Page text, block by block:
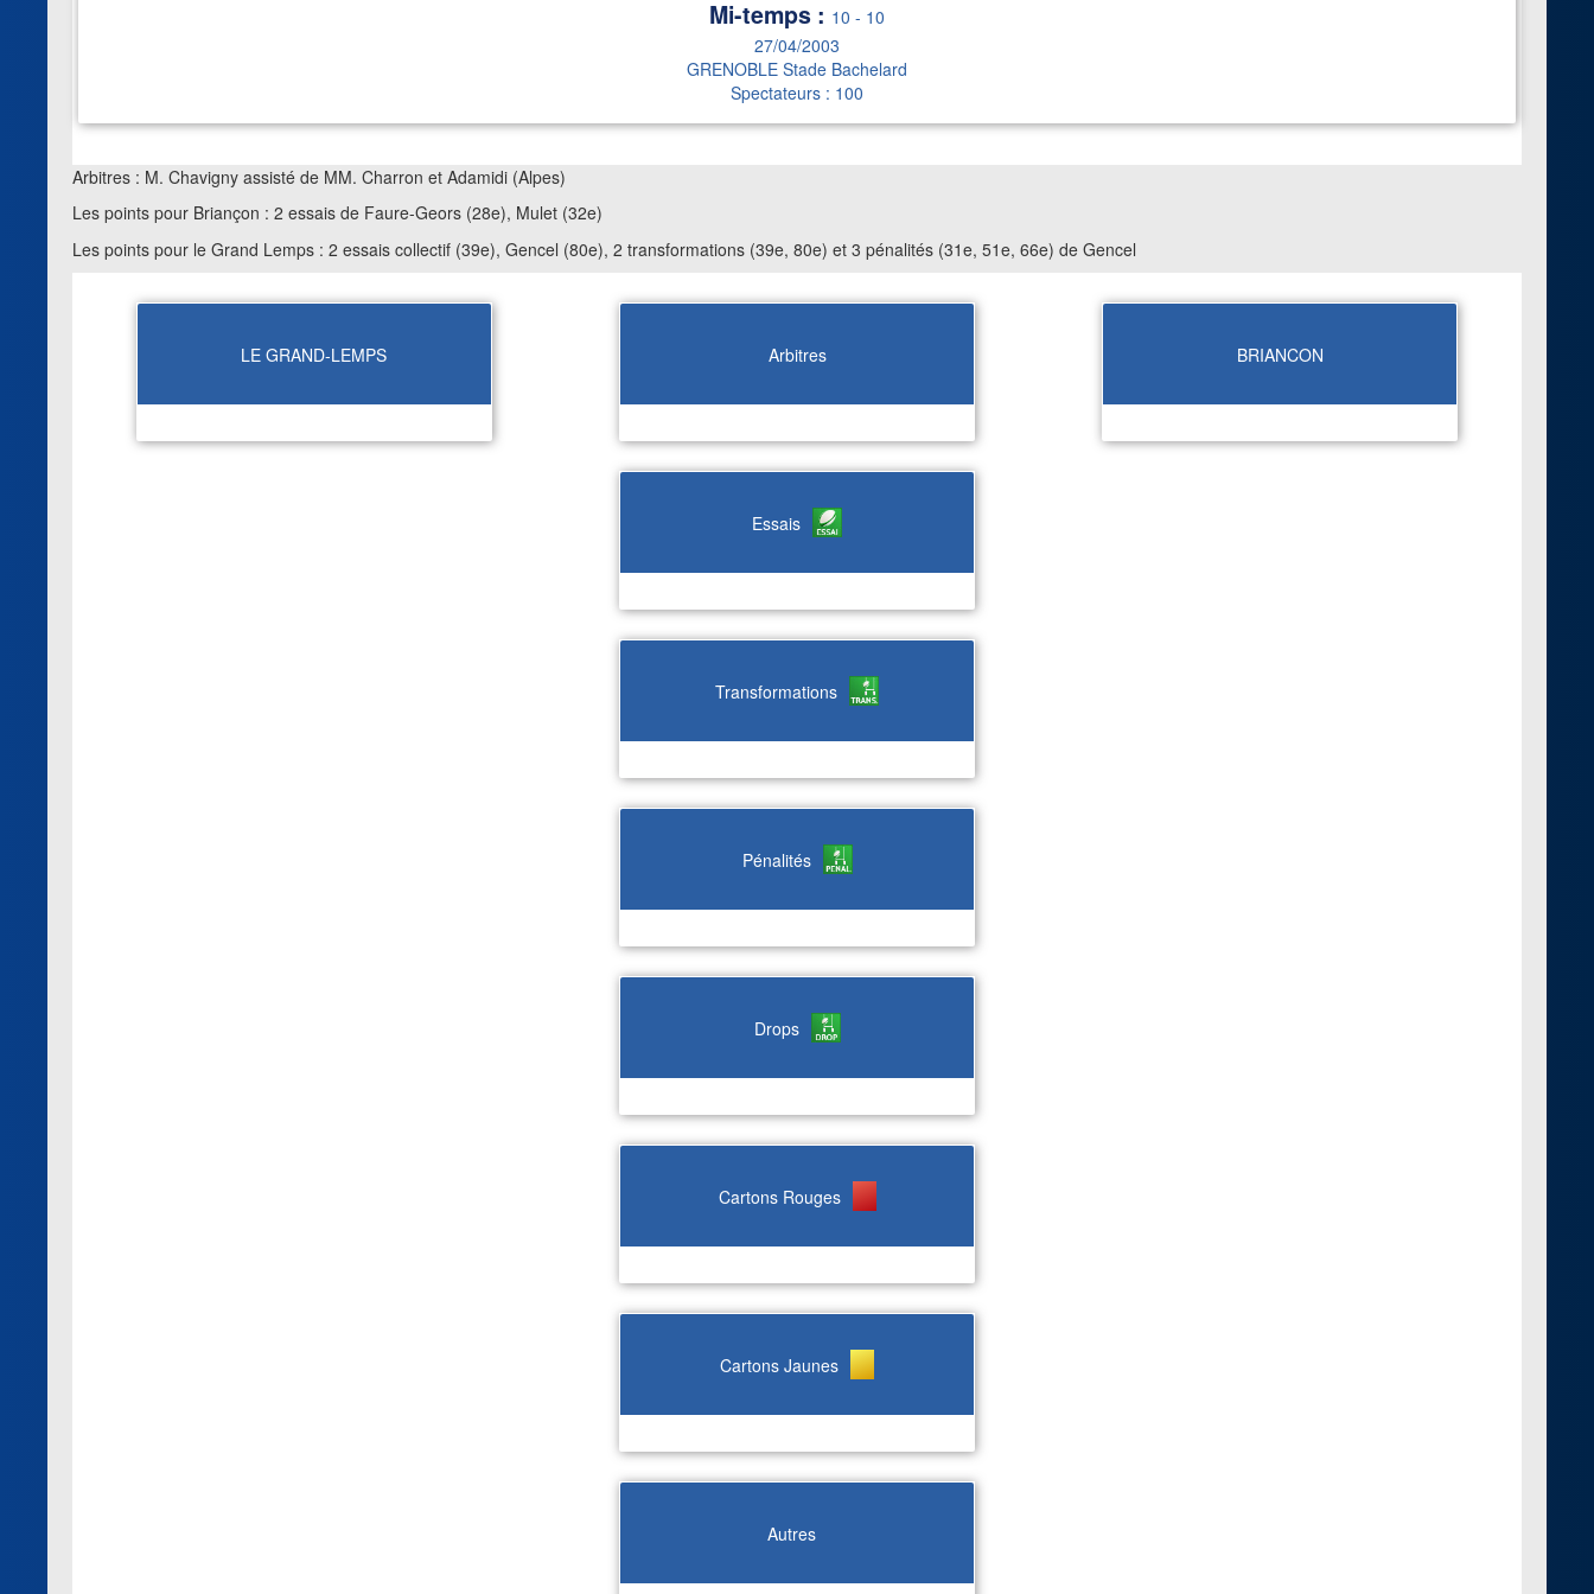
Mi-temps : 10 - 10
27/04/2003
GRENOBLE Stade Bachelard
Spectateurs : 100
Arbitres : M. Chavigny assisté de MM. Charron et Adamidi (Alpes)
Les points pour Briançon : 2 essais de Faure-Geors (28e), Mulet (32e)
Les points pour le Grand Lemps : 2 essais collectif (39e), Gencel (80e), 2 transformations (39e, 80e) et 3 pénalités (31e, 51e, 66e) de Gencel
LE GRAND-LEMPS Arbitres
Essais
Transformations
Pénalités
Drops
Cartons Rouges
Cartons Jaunes
Autres
BRIANCON